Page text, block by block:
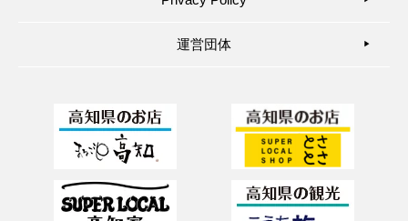
運営団体 ▶︎